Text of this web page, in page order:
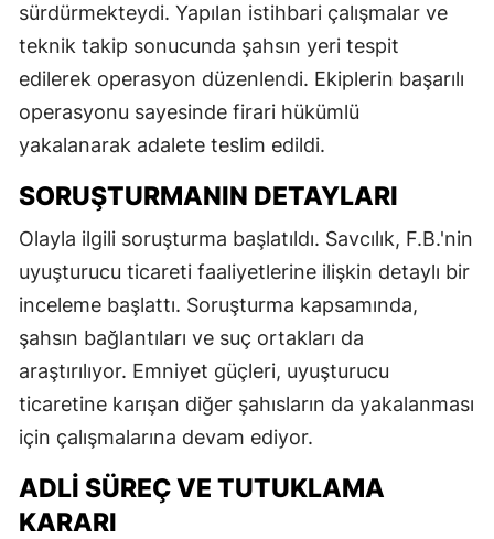
sürdürmekteydi. Yapılan istihbari çalışmalar ve
teknik takip sonucunda şahsın yeri tespit
edilerek operasyon düzenlendi. Ekiplerin başarılı
operasyonu sayesinde firari hükümlü
yakalanarak adalete teslim edildi.
SORUŞTURMANIN DETAYLARI
Olayla ilgili soruşturma başlatıldı. Savcılık, F.B.'nin
uyuşturucu ticareti faaliyetlerine ilişkin detaylı bir
inceleme başlattı. Soruşturma kapsamında,
şahsın bağlantıları ve suç ortakları da
araştırılıyor. Emniyet güçleri, uyuşturucu
ticaretine karışan diğer şahısların da yakalanması
için çalışmalarına devam ediyor.
ADLI SÜREÇ VE TUTUKLAMA
KARARI